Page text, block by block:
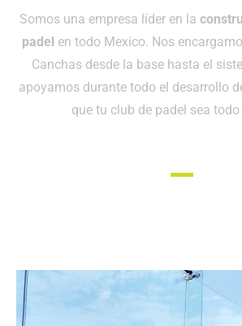
Somos una empresa líder en la
padel en todo Mexico. Nos
Canchas desde la base hasta el
apoyamos durante todo el desarrollo
que tu club de padel sea